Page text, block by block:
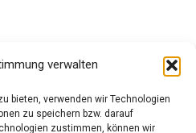
verwalten
bieten, verwenden wir Technologien
zu speichern bzw. darauf
zustimmen, können wir